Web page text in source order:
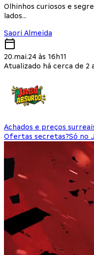
Olhinhos curiosos e
lados...
Saori Almeida
20.mai.24 às 16h11
Atualizado há cerca de 2
Achados e preços
Ofertas secretas?Só no